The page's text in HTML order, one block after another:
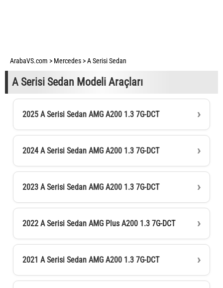
ArabaVS.com > Mercedes >A Serisi Sedan
A Serisi Sedan Modeli Araçları
2025 A Serisi Sedan AMG A200 1.3 7G-DCT
2024 A Serisi Sedan AMG A200 1.3 7G-DCT
2023 A Serisi Sedan AMG A200 1.3 7G-DCT
2022 A Serisi Sedan AMG Plus A200 1.3 7G-DCT
2021 A Serisi Sedan AMG A200 1.3 7G-DCT